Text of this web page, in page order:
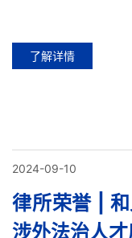
了解详情
2024-09-10
律所荣誉 |
涉外法治人